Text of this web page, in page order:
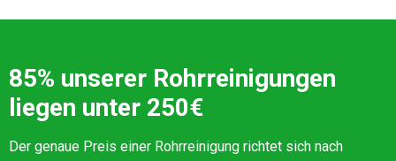
85% unserer Rohrreinigungen
liegen unter 250€
Der genaue Preis einer Rohrreinigung richtet sich nach